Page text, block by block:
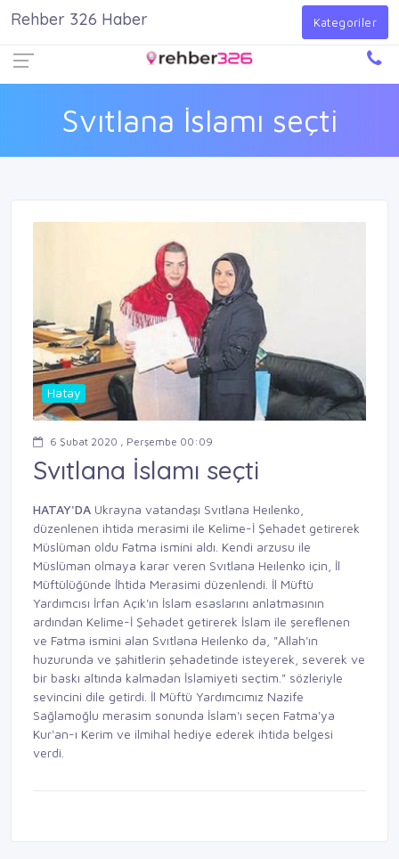
Giriş Yap
Svıtlana İslamı seçti
Rehber 326 Haber Kategoriler
Hatay
6 Şubat 2020 , Perşembe 00:09
Svıtlana İslamı seçti
HATAY'DA Ukrayna vatandaşı Svıtlana Heılenko,
düzenlenen ihtida merasimi ile Kelime-İ Şehadet getirerek
Müslüman oldu Fatma ismini aldı. Kendi arzusu ile
Müslüman olmaya karar veren Svıtlana Heılenko için, İl
Müftülüğünde İhtida Merasimi düzenlendi. İl Müftü
Yardımcısı İrfan Açık'ın İslam esaslarını anlatmasının
ardından Kelime-İ Şehadet getirerek İslam ile şereflenen
ve Fatma ismini alan Svıtlana Heılenko da, "Allah'ın
huzurunda ve şahitlerin şehadetinde isteyerek, severek ve
bir baskı altında kalmadan İslamiyeti seçtim." sözleriyle
sevincini dile getirdi. İl Müftü Yardımcımız Nazife
Sağlamoğlu merasim sonunda İslam'ı seçen Fatma'ya
Kur'an-ı Kerim ve ilmihal hediye ederek ihtida belgesi
verdi.